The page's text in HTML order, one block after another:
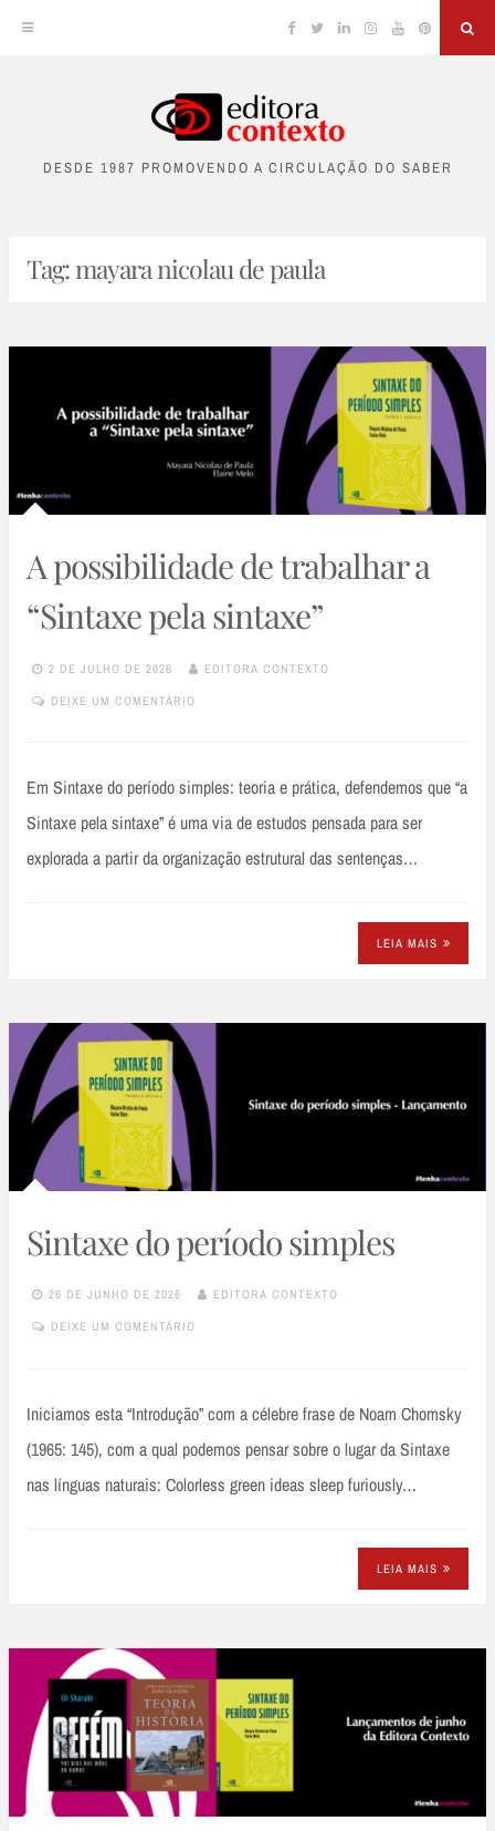
content
Facebook
TwitterLinkedinInstagram
YouTubePinterest
DESDE 1987 PROMOVENDO A CIRCULAÇÃO DO SABER
Tag:mayara nicolau de paula
A possibilidade de trabalhar a
“Sintaxe pela sintaxe”
2 DE JULHO DE 2026 EDITORA CONTEXTO
DEIXE UM COMENTÁRIO
Em Sintaxe do período simples: teoria e prática, defendemos que “a
Sintaxe pela sintaxe” é uma via de estudos pensada para ser
explorada a partir da organização estrutural das sentenças…
LEIA MAIS
Sintaxe do período simples
26 DE JUNHO DE 2026 EDITORA CONTEXTO
DEIXE UM COMENTÁRIO
Iniciamos esta “Introdução” com a célebre frase de Noam Chomsky
(1965: 145), com a qual podemos pensar sobre o lugar da Sintaxe
nas línguas naturais: Colorless green ideas sleep furiously…
LEIA MAIS